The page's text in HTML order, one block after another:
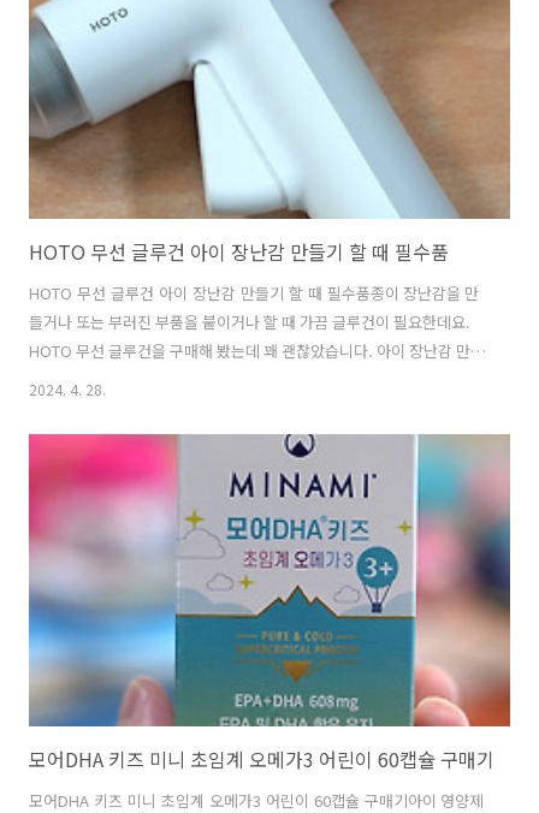
니다. 또는 사회를 보거나 마이크가 필요할 때 즉석에서 바로 사용하는
방법으로도 쓸 수 있겠죠. 듀얼 무선 마이크로 활용할 수 있는데요..
HOTO 무선 글루건 아이 장난감 만들기 할 때 필수품
HOTO 무선 글루건 아이 장난감 만들기 할 때 필수품종이 장난감을 만
들거나 또는 부러진 부품을 붙이거나 할 때 가끔 글루건이 필요한데요.
HOTO 무선 글루건을 구매해 봤는데 꽤 괜찮았습니다. 아이 장난감 만들
기 할 때 필수품 인데요. 풀로 붙여도 되겠지만 근데 풀로 잘 안붙는 것들
있는 제품 인데요. 어차피 잠깐씩 쓸 제품이라 무선이 편하긴 하더군요.
무게도 195g 밖에 안되어서 휴대하면서 쓰기 편합니다. USB-C로 충전
할 수 있는 제품이라 필요할 때마다 충전해서 간단하게 쓸 수 있어서 편
했습니다.아이들이 쓰기에도 안전하게 되어있는데요. 글루건을 가열하
는 제품들은 너무 온도가 높은 경우도 있습니다. 하지만 이 제품은 온도
가 너..
2024. 4. 28.
모어DHA 키즈 미니 초임계 오메가3 어린이 60캡슐 구매기
모어DHA 키즈 미니 초임계 오메가3 어린이 60캡슐 구매기아이 영양제